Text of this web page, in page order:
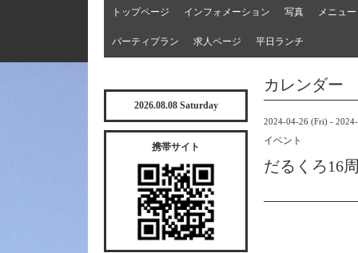
トップページ インフォメーション 写真 メニュー
パーティプラン 求人ページ 平日ランチ
カレンダー
2024-04-26 (Fri) -
イベント
だるくろ16
2026.08.08 Saturday
携帯サイト